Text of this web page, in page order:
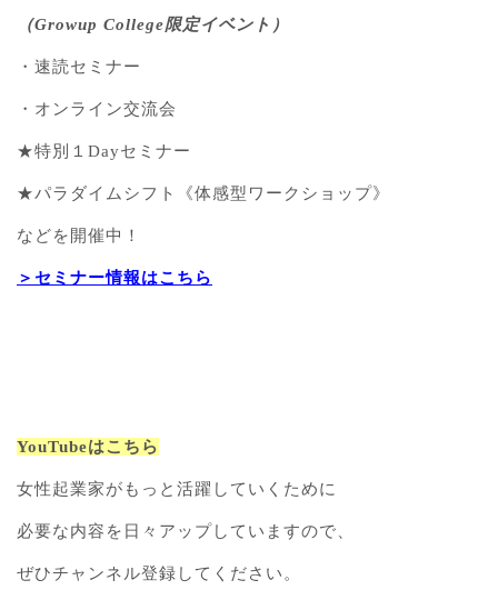
（Growup College限定イベント）
・速読セミナー
・オンライン交流会
★特別１Dayセミナー
★パラダイムシフト《体感型ワークショップ》
などを開催中！
＞セミナー情報はこちら
YouTubeはこちら
女性起業家がもっと活躍していくために
必要な内容を日々アップしていますので、
ぜひチャンネル登録してください。